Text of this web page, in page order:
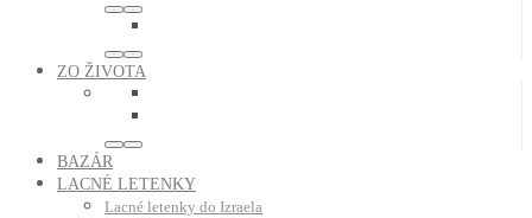
ZO ŽIVOTA
BAZÁR
LACNÉ LETENKY
Lacné letenky do Izraela